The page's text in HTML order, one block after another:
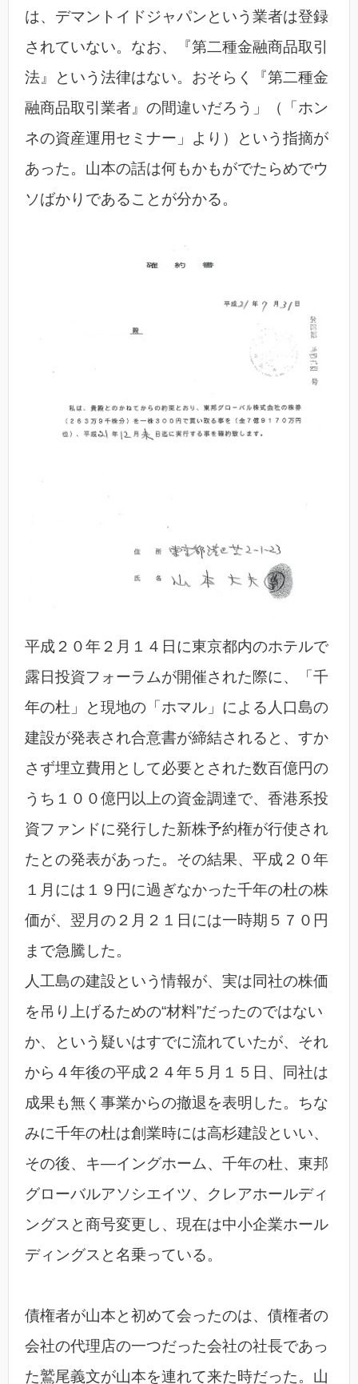
は、デマントイドジャパンという業者は登録
されていない。なお、『第二種金融商品取引
法』という法律はない。おそらく『第二種金
融商品取引業者』の間違いだろう」（「ホン
ネの資産運用セミナー」より）という指摘が
あった。山本の話は何もかもがでたらめでウ
ソばかりであることが分かる。
平成２０年２月１４日に東京都内のホテルで
露日投資フォーラムが開催された際に、「千
年の杜」と現地の「ホマル」による人口島の
建設が発表され合意書が締結されると、すか
さず埋立費用として必要とされた数百億円の
うち１００億円以上の資金調達で、香港系投
資ファンドに発行した新株予約権が行使され
たとの発表があった。その結果、平成２０年
１月には１９円に過ぎなかった千年の杜の株
価が、翌月の２月２１日には一時期５７０円
まで急騰した。
人工島の建設という情報が、実は同社の株価
を吊り上げるための“材料”だったのではない
か、という疑いはすでに流れていたが、それ
から４年後の平成２４年５月１５日、同社は
成果も無く事業からの撤退を表明した。ちな
みに千年の杜は創業時には高杉建設といい、
その後、キ―イングホーム、千年の杜、東邦
グローバルアソシエイツ、クレアホールディ
ングスと商号変更し、現在は中小企業ホール
ディングスと名乗っている。
債権者が山本と初めて会ったのは、債権者の
会社の代理店の一つだった会社の社長であっ
た鷲尾義文が山本を連れて来た時だった。山